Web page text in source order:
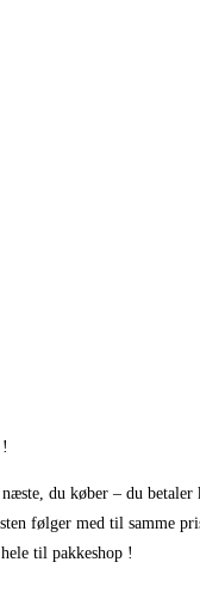
du køber – du betaler
følger med til samme
til pakkeshop !